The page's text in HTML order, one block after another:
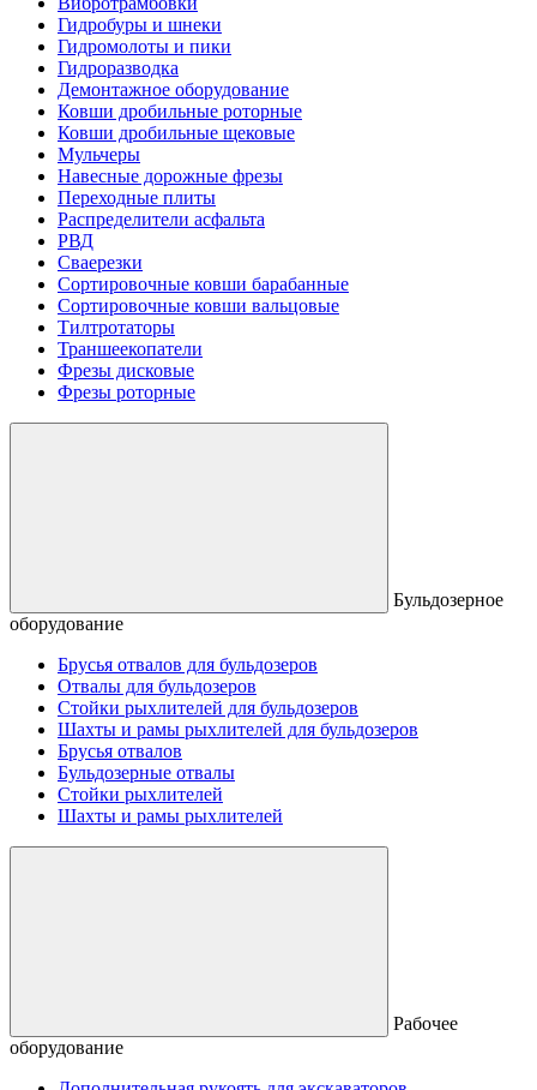
Гидробуры и шнеки
Гидромолоты и пики
Гидроразводка
Демонтажное оборудование
Ковши дробильные роторные
Ковши дробильные щековые
Мульчеры
Навесные дорожные фрезы
Переходные плиты
Распределители асфальта
РВД
Сваерезки
Сортировочные ковши барабанные
Сортировочные ковши вальцовые
Тилтротаторы
Траншеекопатели
Фрезы дисковые
Фрезы роторные
Бульдозерное
оборудование
Брусья отвалов для бульдозеров
Отвалы для бульдозеров
Стойки рыхлителей для бульдозеров
Шахты и рамы рыхлителей для бульдозеров
Брусья отвалов
Бульдозерные отвалы
Стойки рыхлителей
Шахты и рамы рыхлителей
Рабочее
оборудование